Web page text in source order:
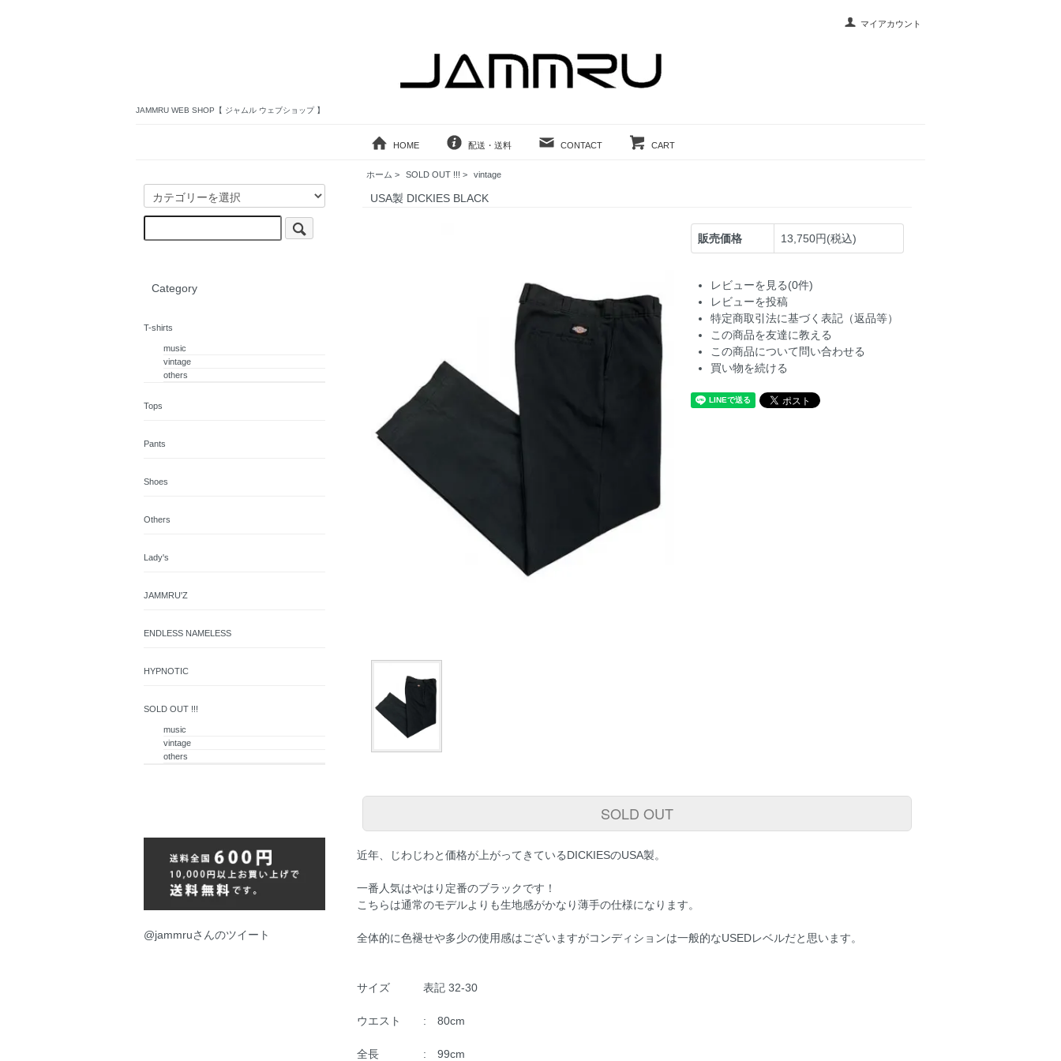
マイアカウント
JAMMRU WEB SHOP【 ジャムル ウェブショップ 】
HOME 配送・送料 CONTACT CART
ホーム > SOLD OUT !!! > vintage
USA製 DICKIES BLACK
販売価格 13,750円(税込)
レビューを見る(0件)
レビューを投稿
特定商取引法に基づく表記（返品等）
この商品を友達に教える
この商品について問い合わせる
買い物を続ける
SOLD OUT
近年、じわじわと価格が上がってきているDICKIESのUSA製。
一番人気はやはり定番のブラックです！
こちらは通常のモデルよりも生地感がかなり薄手の仕様になります。
全体的に色褪せや多少の使用感はございますがコンディションは一般的なUSEDレベルだと思います。
サイズ 表記 32-30
ウエスト : 80cm
全長 : 99cm
Category
T-shirts
music
vintage
others
Tops
Pants
Shoes
Others
Lady's
JAMMRU'Z
ENDLESS NAMELESS
HYPNOTIC
SOLD OUT !!!
music
vintage
others
@jammruさんのツイート